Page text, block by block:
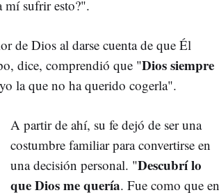
mí sufrir esto?".
de Dios al darse cuenta de que Él
dice, comprendió que "Dios siempre
la que no ha querido cogerla".
A partir de ahí, su fe dejó de ser una
costumbre familiar para convertirse en
una decisión personal. "Descubrí lo
que Dios me quería. Fue como que en